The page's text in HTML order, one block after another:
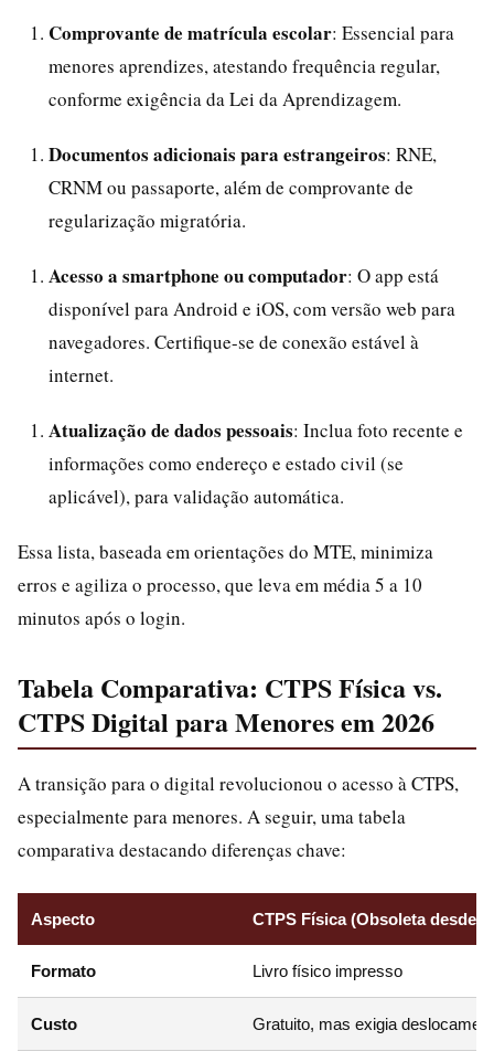
Comprovante de matrícula escolar: Essencial para
menores aprendizes, atestando frequência regular,
conforme exigência da Lei da Aprendizagem.
Documentos adicionais para estrangeiros: RNE,
CRNM ou passaporte, além de comprovante de
regularização migratória.
Acesso a smartphone ou computador: O app está
disponível para Android e iOS, com versão web para
navegadores. Certifique-se de conexão estável à
internet.
Atualização de dados pessoais: Inclua foto recente e
informações como endereço e estado civil (se
aplicável), para validação automática.
Essa lista, baseada em orientações do MTE, minimiza
erros e agiliza o processo, que leva em média 5 a 10
minutos após o login.
Tabela Comparativa: CTPS Física vs.
CTPS Digital para Menores em 2026
A transição para o digital revolucionou o acesso à CTPS,
especialmente para menores. A seguir, uma tabela
comparativa destacando diferenças chave:
Aspecto CTPS Física (Obsoleta desde
Formato Livro físico impresso
Custo Gratuito, mas exigia